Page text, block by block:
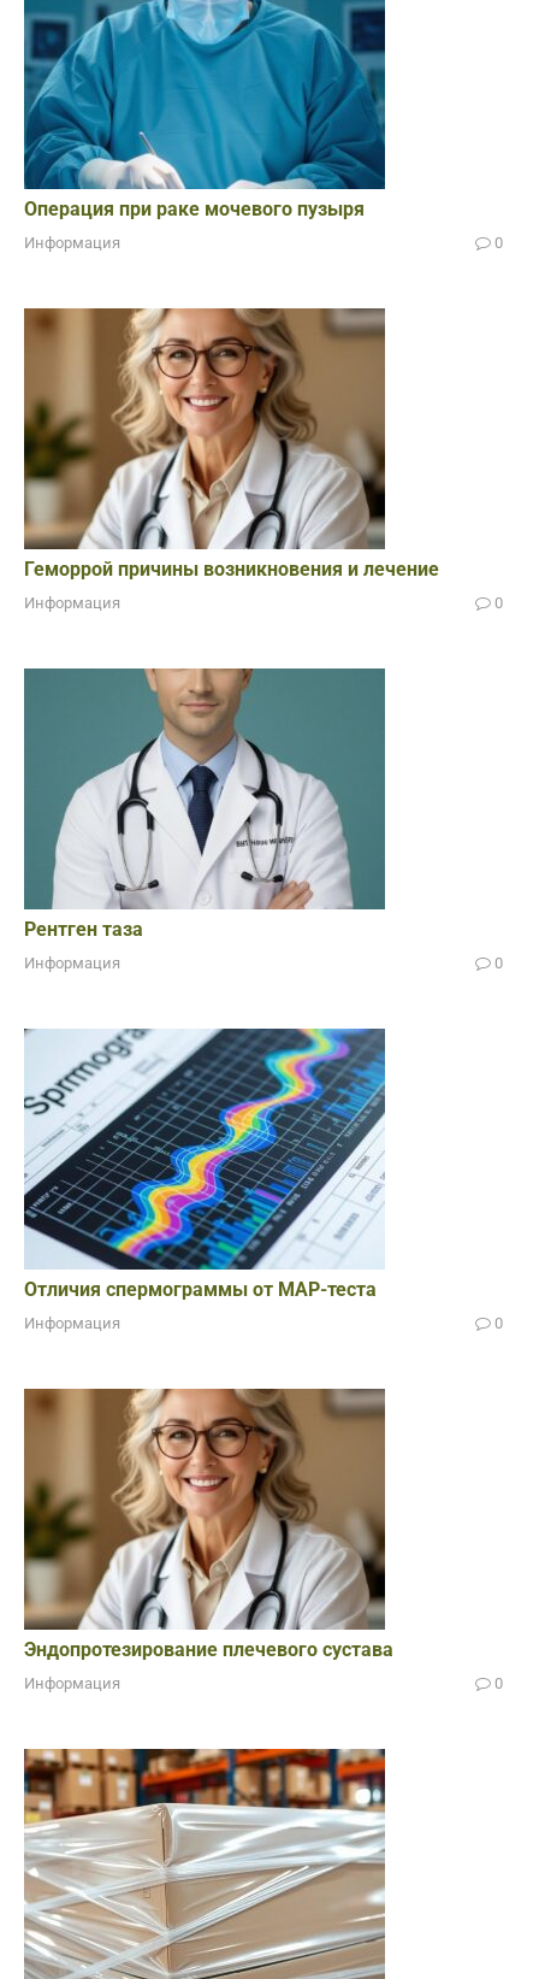
Операция при раке мочевого пузыря
Информация 0
Геморрой причины возникновения и лечение
Информация 0
Рентген таза
Информация 0
Отличия спермограммы от МАР-теста
Информация 0
Эндопротезирование плечевого сустава
Информация 0